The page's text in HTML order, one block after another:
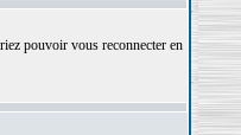
pouvoir vous reconnecter en